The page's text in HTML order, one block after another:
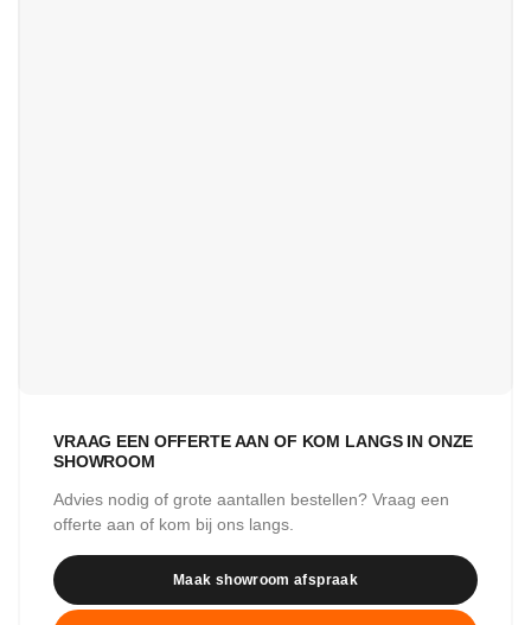
VRAAG EEN OFFERTE AAN OF KOM LANGS IN ONZE
SHOWROOM
Advies nodig of grote aantallen bestellen? Vraag een
offerte aan of kom bij ons langs.
Maak showroom afspraak